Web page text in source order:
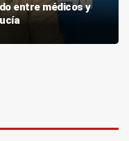
entre médicos y